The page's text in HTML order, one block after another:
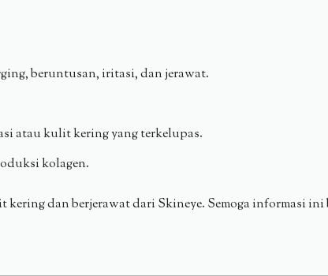
beruntusan, iritasi, dan jerawat.
atau kulit kering yang terkelupas.
kolagen.
dan berjerawat dari Skineye. Semoga informasi ini